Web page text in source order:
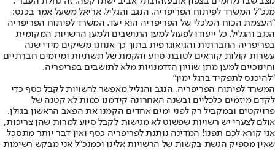
מנכ״ל המשרד לפיתוח הפריפריה, הנגב והגליל, אריאל משעל אמר בכנס:
"העצמת הכוח הכלכלי של הפריפריה הוא יעד. המשרד לפיתוח הפריפריה
הנגב והגליל, כל ייעודו לפעול למען התושבים ולמען הרשויות המקומית
בפריפריה החברתית והגיאוגרפית בתוך כך אנחנו משיקים מידי שנה
עשרות קולות קוראים לטובת סיוע והקמת של תשתיות ומיזמים חברתיים
וחינוכיים למען מתן שוויון הזדמנויות מלא לתושבים בפריפריה.
"להיכנס לתפקיד ברגל ימין"
המשרד לפיתוח הפריפריה, הנגב והגליל מאפשר לרשויות לקבל כסף כדי
לקדם מיזמים כלכליים ובשנה האחרונה קידמנו כמות לא קטנה של
פרויקטים ובמקביל רק לפני ימים אחדים הקמנו את הפאב הראשון בגולן.
אולם לצערי יש רשויות שפשוט לא מגישות לקבל סיוע למרות שהן צריכות,
אני קורא לכם תפנו! המדינה נותנת לפריפריה כסף ואין דבר יותר מתסכל
שאין מספיק הגשת בקשות של הרשויות אלינו וכמנכ"ל אני מבקש רשימות